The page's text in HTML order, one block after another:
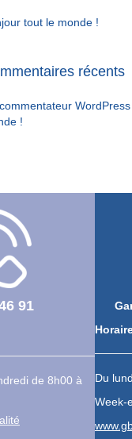
tout le monde !
récents
WordPress
!
91
de 8h00 à
Du
Week-